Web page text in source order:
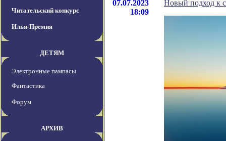
Читательский конкурс
Илья-Премия
ДЕТЯМ
Электронные пампасы
Фантастика
Форум
АРХИВ
07.07.2023
18:09
Новый подход к